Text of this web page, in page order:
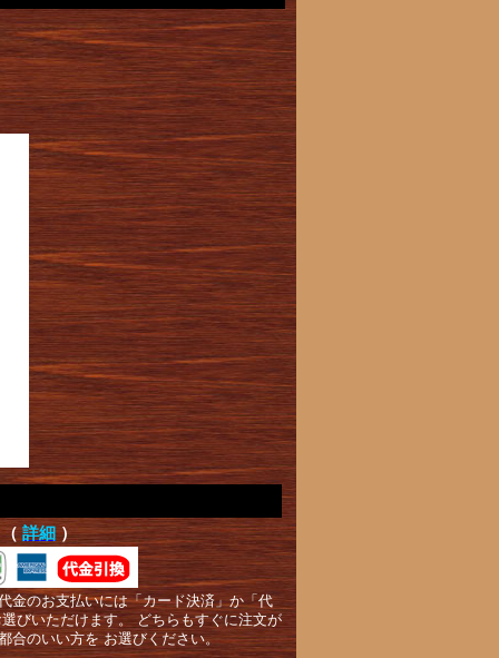
詳細 ）
金のお支払いには「カード決済」か「代
びいただけます。 どちらもすぐに注文が
合のいい方を お選びください。